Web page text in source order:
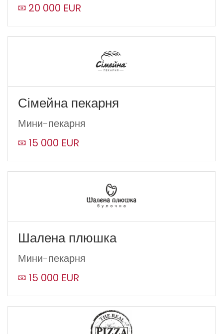
20 000 EUR
Сімейна пекарня
Мини-пекарня
15 000 EUR
Шалена плюшка
Мини-пекарня
15 000 EUR